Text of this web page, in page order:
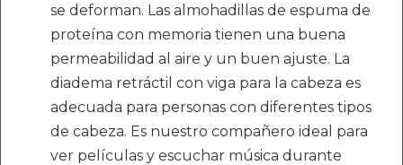
se deforman. Las almohadillas de espuma de
proteína con memoria tienen una buena
permeabilidad al aire y un buen ajuste. La
diadema retráctil con viga para la cabeza es
adecuada para personas con diferentes tipos
de cabeza. Es nuestro compañero ideal para
ver películas y escuchar música durante